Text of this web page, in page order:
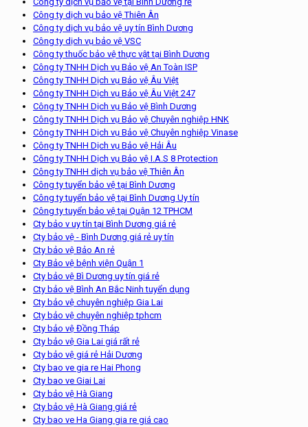
Công ty dịch vụ bảo vệ Thiên Ân
Công ty dịch vụ bảo vệ uy tín Bình Dương
Công ty dịch vụ bảo vệ VSC
Công ty thuốc bảo vệ thực vật tại Bình Dương
Công ty TNHH Dịch vụ Bảo vệ An Toàn ISP
Công ty TNHH Dịch vụ Bảo vệ Âu Việt
Công ty TNHH Dịch vụ Bảo vệ Âu Việt 247
Công ty TNHH Dịch vụ Bảo vệ Bình Dương
Công ty TNHH Dịch vụ Bảo vệ Chuyên nghiệp HNK
Công ty TNHH Dịch vụ Bảo vệ Chuyên nghiệp Vinase
Công ty TNHH Dịch vụ Bảo vệ Hải Âu
Công ty TNHH Dịch vụ Bảo vệ I.A.S 8 Protection
Công ty TNHH dịch vụ bảo vệ Thiên Ân
Công ty tuyển bảo vệ tại Bình Dương
Công ty tuyển bảo vệ tại Bình Dương Uy tín
Công ty tuyển bảo vệ tại Quận 12 TPHCM
Cty bảo v uy tín tại Bình Dương giá rẻ
Cty bảo vệ - Bình Dương giá rẻ uy tín
Cty bảo vệ Bảo An rẻ
Cty Bảo vệ bệnh viện Quận 1
Cty bảo vệ Bì Dương uy tín giá rẻ
Cty bảo vệ Bình An Bắc Ninh tuyển dụng
Cty bảo vệ chuyên nghiệp Gia Lai
Cty bảo vệ chuyên nghiệp tphcm
Cty bảo vệ Đồng Tháp
Cty bảo vệ Gia Lai giá rất rẻ
Cty bảo vệ giá rẻ Hải Dương
Cty bao ve gia re Hai Phong
Cty bao ve Giai Lai
Cty bảo vệ Hà Giang
Cty bảo vệ Hà Giang giá rẻ
Cty bao ve Ha Giang gia re giá cao